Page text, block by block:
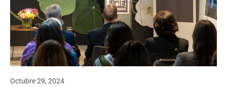
Octubre 29, 2024